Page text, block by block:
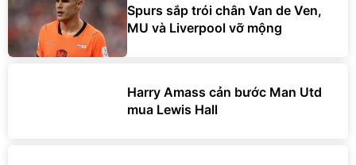
Spurs sắp trói chân Van de Ven,
MU và Liverpool vỡ mộng
Harry Amass cản bước Man Utd
mua Lewis Hall